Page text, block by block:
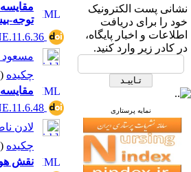
نشانی پست الکترونیک
خود را برای دریافت
اطلاعات و اخبار پایگاه،
در کادر زیر وارد کنید.
نمایه پرستاری
توجه-
مسعود
چکیده (۳۴۳۰ مشاهده)
لادن
چکیده (۳۳۹۶ مشاهده)
نقش